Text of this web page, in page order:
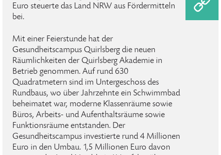
Euro steuerte das Land NRW aus Fördermitteln
bei.
Mit einer Feierstunde hat der
Gesundheitscampus Quirlsberg die neuen
Räumlichkeiten der Quirlsberg Akademie in
Betrieb genommen. Auf rund 630
Quadratmetern sind im Untergeschoss des
Rundbaus, wo über Jahrzehnte ein Schwimmbad
beheimatet war, moderne Klassenräume sowie
Büros, Arbeits- und Aufenthaltsräume sowie
Funktionsräume entstanden. Der
Gesundheitscampus investierte rund 4 Millionen
Euro in den Umbau. 1,5 Millionen Euro davon